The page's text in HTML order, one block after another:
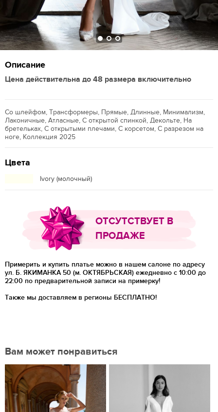
Описание
Цена действительна до 48 размера включительно
Со шлейфом, Трансформеры, Прямые, Длинные, Минимализм,
Лаконичные, Атласные, С открытой спинкой, Декольте, На
бретельках, С открытыми плечами, С корсетом, С разрезом на
ноге, Коллекция 2025
Цвета
Ivory (молочный)
ОТСУТСТВУЕТ В
ПРОДАЖЕ
Примерить и купить платье можно в нашем салоне по адресу
ул. Б. ЯКИМАНКА 50 (м. ОКТЯБРЬСКАЯ) ежедневно с 10:00 до
22:00 по предварительной записи на примерку!
Также мы доставляем в регионы БЕСПЛАТНО!
Вам может понравиться